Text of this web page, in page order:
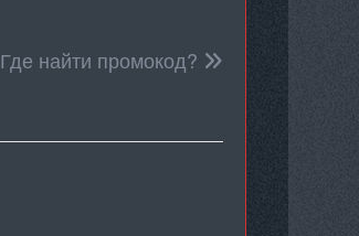
Где найти промокод?